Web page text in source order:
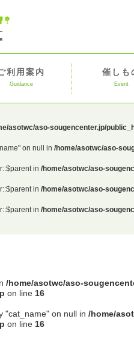
利用案内
Guidance
催しも
Event
asotwc/aso-sougencenter.jp/
on null in /home/asotwc/aso-
in /home/asotwc/aso-
in /home/asotwc/aso-
in /home/asotwc/aso-
/home/asotwc/aso-
on line 16
"cat_name" on null in /home/
on line 16